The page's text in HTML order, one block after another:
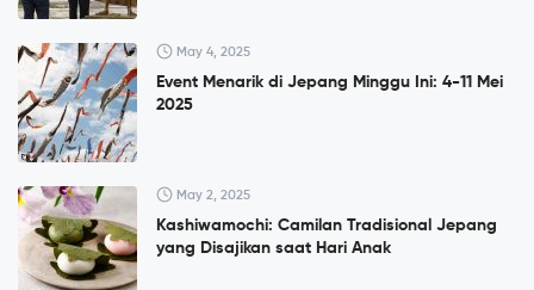
May 4, 2025
Event Menarik di Jepang Minggu Ini: 4-11 Mei
2025
May 2, 2025
Kashiwamochi: Camilan Tradisional Jepang
yang Disajikan saat Hari Anak